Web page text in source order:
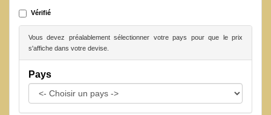
Vérifié
Vous devez préalablement sélectionner votre pays pour que le prix
s'affiche dans votre devise.
Pays